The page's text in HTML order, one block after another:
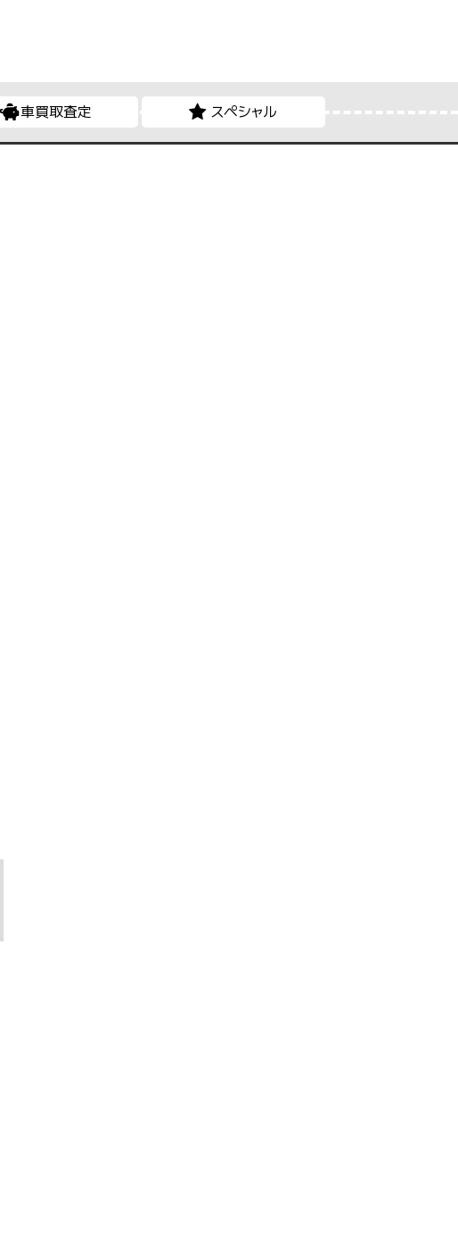
車買取査定 スペシャル